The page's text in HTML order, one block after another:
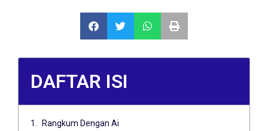
DAFTAR ISI
Rangkum Dengan Ai